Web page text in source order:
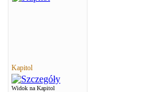
Kapitol
Widok na Kapitol